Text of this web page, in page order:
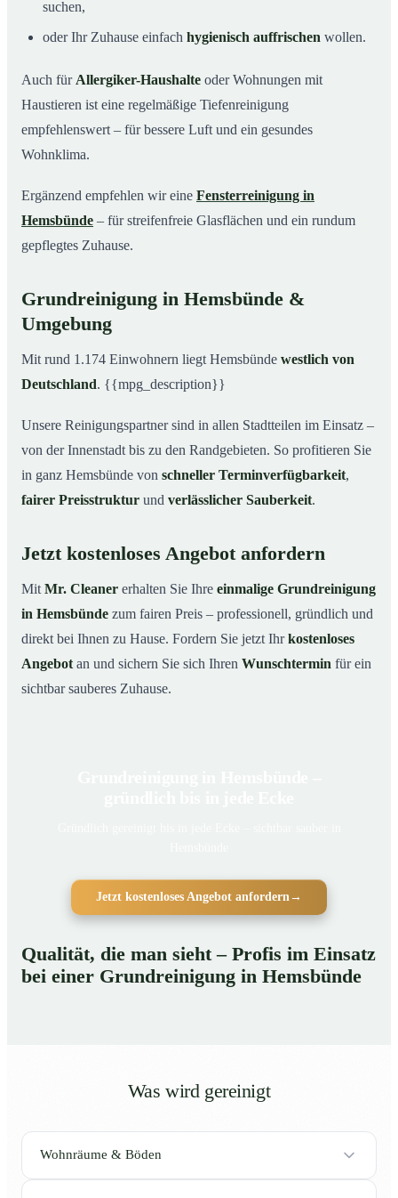
suchen,
oder Ihr Zuhause einfach hygienisch auffrischen wollen.
Auch für Allergiker-Haushalte oder Wohnungen mit
Haustieren ist eine regelmäßige Tiefenreinigung
empfehlenswert – für bessere Luft und ein gesundes
Wohnklima.
Ergänzend empfehlen wir eine Fensterreinigung in
Hemsbünde – für streifenfreie Glasflächen und ein rundum
gepflegtes Zuhause.
Grundreinigung in Hemsbünde &
Umgebung
Mit rund 1.174 Einwohnern liegt Hemsbünde westlich von
Deutschland. {{mpg_description}}
Unsere Reinigungspartner sind in allen Stadtteilen im Einsatz –
von der Innenstadt bis zu den Randgebieten. So profitieren Sie
in ganz Hemsbünde von schneller Terminverfügbarkeit,
fairer Preisstruktur und verlässlicher Sauberkeit.
Jetzt kostenloses Angebot anfordern
Mit Mr. Cleaner erhalten Sie Ihre einmalige Grundreinigung
in Hemsbünde zum fairen Preis – professionell, gründlich und
direkt bei Ihnen zu Hause. Fordern Sie jetzt Ihrkostenloses
Angebot an und sichern Sie sich Ihren Wunschtermin für ein
sichtbar sauberes Zuhause.
Jetzt kostenloses Angebot anfordern →
Qualität, die man sieht – Profis im Einsatz
bei einer Grundreinigung in Hemsbünde
Was wird gereinigt
Wohnräume & Böden